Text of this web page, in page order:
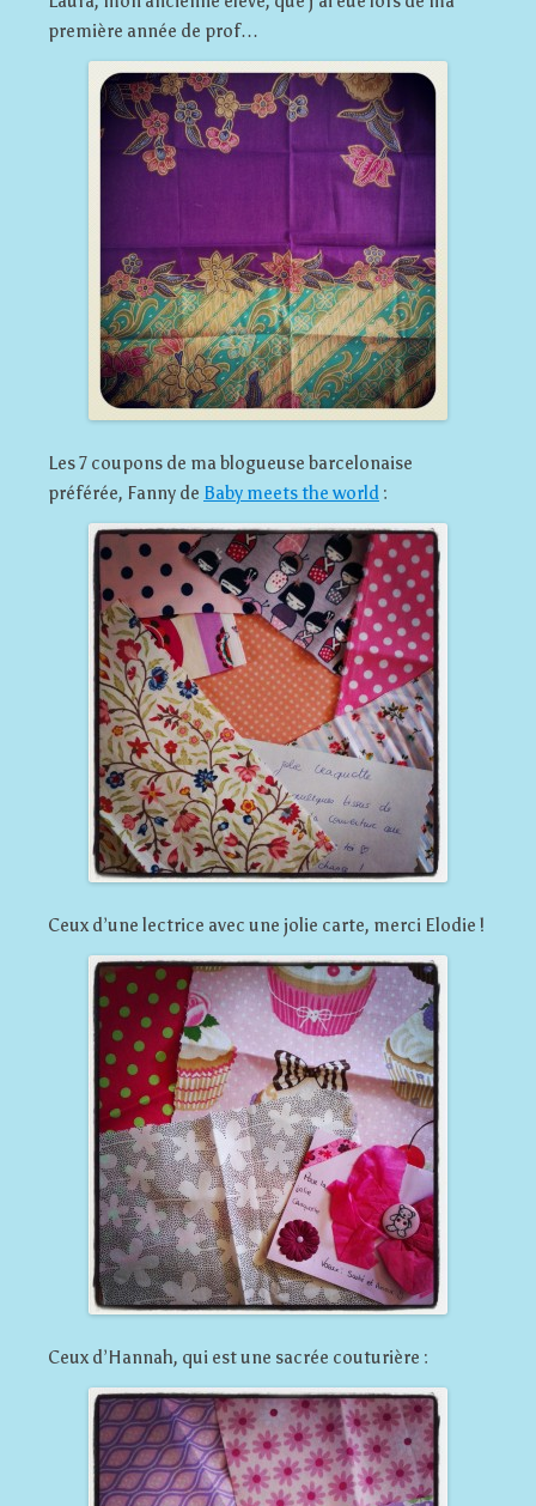
première année de prof…
Les 7 coupons de ma blogueuse barcelonaise
préférée, Fanny de Baby meets the world :
Ceux d’une lectrice avec une jolie carte, merci Elodie !
Ceux d’Hannah, qui est une sacrée couturière :